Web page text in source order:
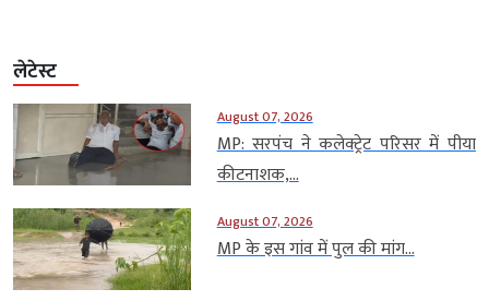
लेटेस्ट
August 07, 2026
MP: सरपंच ने कलेक्ट्रेट परिसर में पीया
कीटनाशक,...
August 07, 2026
MP के इस गांव में पुल की मांग...